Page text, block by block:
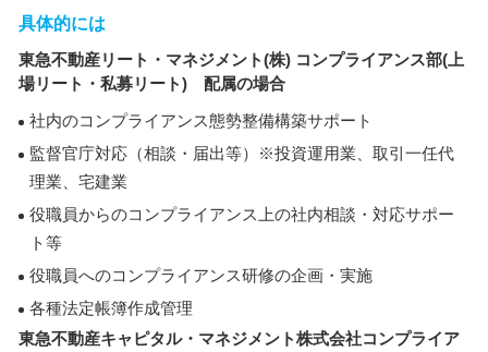
具体的には
東急不動産リート・マネジメント(株) コンプライアンス部(上
場リート・私募リート) 配属の場合
社内のコンプライアンス態勢整備構築サポート
監督官庁対応（相談・届出等）※投資運用業、取引一任代
理業、宅建業
役職員からのコンプライアンス上の社内相談・対応サポー
ト等
役職員へのコンプライアンス研修の企画・実施
各種法定帳簿作成管理
東急不動産キャピタル・マネジメント株式会社コンプライア